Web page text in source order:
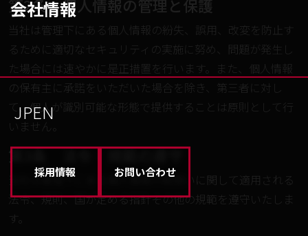
会社情報
EN
JP
採用情報 お問い合わせ
第2条 個人情報の管理と保護
当社は管理下にある個人情報の紛失、誤用、改変を防止す
るために適切なセキュリティの実施に努め、問題が発生し
た場合には速やかに是正措置を行います。また、個人情報
の保有主に承諾をいただいた場合を除き、第三者に対し
て、個人が識別可能な形態で提供することは原則として行
いません。
第3条 法令・規範の遵守
当社は管理下にある個人情報の取扱いに関して適用される
法令、規則、国が定める指針その他の規範を遵守いたしま
す。